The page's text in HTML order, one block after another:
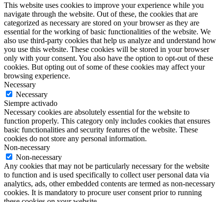
This website uses cookies to improve your experience while you
navigate through the website. Out of these, the cookies that are
categorized as necessary are stored on your browser as they are
essential for the working of basic functionalities of the website. We
also use third-party cookies that help us analyze and understand how
you use this website. These cookies will be stored in your browser
only with your consent. You also have the option to opt-out of these
cookies. But opting out of some of these cookies may affect your
browsing experience.
Necessary
Necessary
Siempre activado
Necessary cookies are absolutely essential for the website to
function properly. This category only includes cookies that ensures
basic functionalities and security features of the website. These
cookies do not store any personal information.
Non-necessary
Non-necessary
Any cookies that may not be particularly necessary for the website
to function and is used specifically to collect user personal data via
analytics, ads, other embedded contents are termed as non-necessary
cookies. It is mandatory to procure user consent prior to running